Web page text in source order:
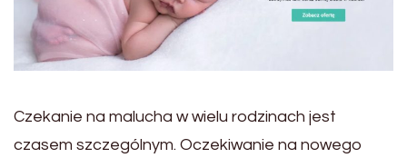
Czekanie na malucha w wielu rodzinach jest
czasem szczególnym. Oczekiwanie na nowego